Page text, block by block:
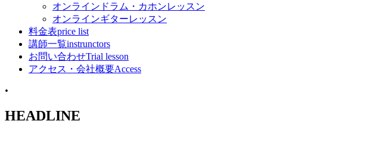
オンラインドラム・カホンレッスン
オンラインギターレッスン
料金表price list
講師一覧instrunctors
お問い合わせTrial lesson
アクセス・会社概要Access
•
HEADLINE